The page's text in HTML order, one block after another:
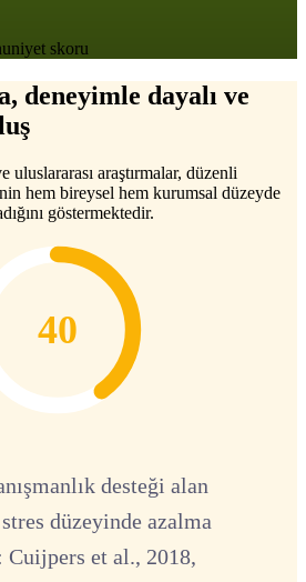
skoru
deneyimle dayalı ve
araştırmalar, düzenli
hem bireysel hem kurumsal düzeyde
göstermektedir.
40
desteği alan
düzeyinde azalma
Cuijpers et al., 2018,